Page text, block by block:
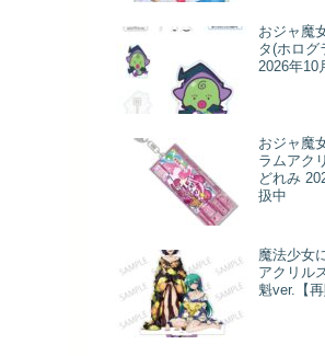
おジャ魔
タ(ホログ
2026年10
おジャ魔
ラムアク
どれみ
扱中
魔法少女
アクリル
魁ver.【